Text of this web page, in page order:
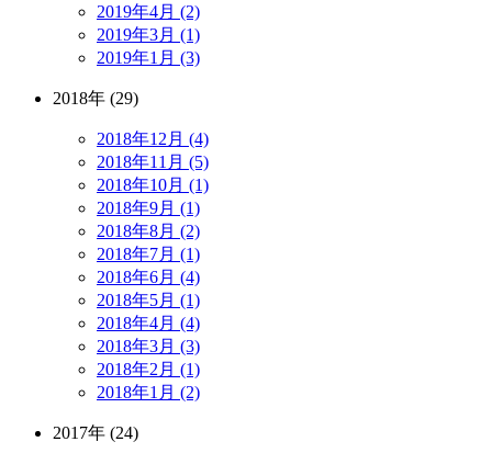
2019年4月 (2)
2019年3月 (1)
2019年1月 (3)
2018年 (29)
2018年12月 (4)
2018年11月 (5)
2018年10月 (1)
2018年9月 (1)
2018年8月 (2)
2018年7月 (1)
2018年6月 (4)
2018年5月 (1)
2018年4月 (4)
2018年3月 (3)
2018年2月 (1)
2018年1月 (2)
2017年 (24)